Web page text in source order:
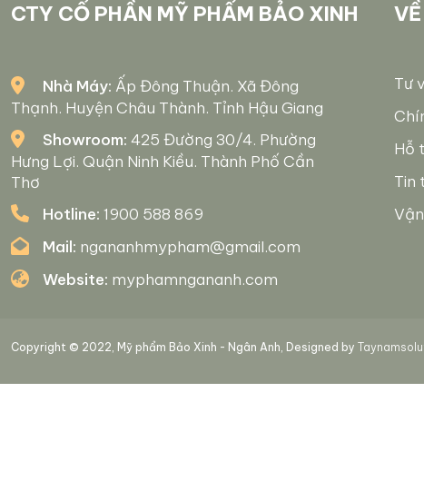
CTY CỔ PHẦN MỸ PHẨM BẢO XINH
Nhà Máy: Ấp Đông Thuận. Xã Đông
Thạnh. Huyện Châu Thành. Tỉnh Hậu Giang
Showroom: 425 Đường 30/4. Phường
Hưng Lợi. Quận Ninh Kiều. Thành Phố Cần
Thơ
Hotline: 1900 588 869
Mail: ngananhmypham@gmail.com
Website: myphamngananh.com
Tư
Hỗ
Tin
Copyright © 2022, Mỹ phẩm Bảo Xinh - Ngân Anh, Designed by